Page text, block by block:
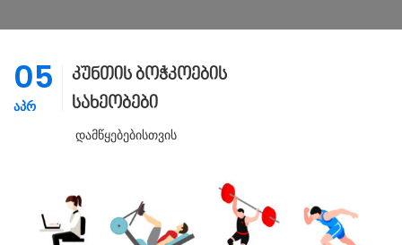
05
ᲐᲞᲠ
კუნთის ბოჭკოების
სახეობები
Დამწყებებისთვის